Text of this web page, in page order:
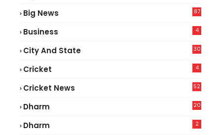
Big News
87
Business 4
City And State 30
Cricket 4
Cricket News
52
Dharm 20
Dharm 2